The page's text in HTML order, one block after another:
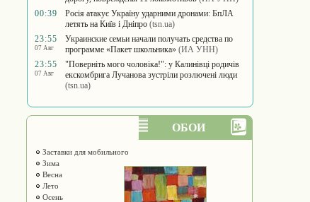
00:39
Росія атакує Україну ударними дронами: БпЛА
летять на Київ і Дніпро (tsn.ua)
23:55
07 Авг
Украинские семьи начали получать средства по
программе «Пакет школьника» (ИА УНН)
23:55
07 Авг
"Поверніть мого чоловіка!": у Калинівці родичів
екскомбрига Лучанова зустріли розлючені люди
(tsn.ua)
ОБОИ
Заставки для мобильного
Зима
Весна
Лето
Осень